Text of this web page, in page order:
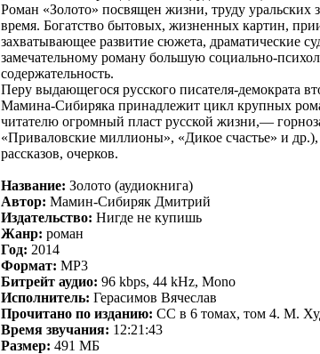
Роман «Золото» посвящен жизни, труду уральских
время. Богатство бытовых, жизненных картин,
захватывающее развитие сюжета, драматические
замечательному роману большую социально-
содержательность.
Перу выдающегося русского писателя-демократа
Мамина-Сибиряка принадлежит цикл крупных
читателю огромный пласт русской жизни,—
«Приваловские миллионы», «Дикое счастье» и
рассказов, очерков.
Название: Золото (аудиокнига)
Автор: Мамин-Сибиряк Дмитрий
Издательство: Нигде не купишь
Жанр: роман
Год: 2014
Формат: MP3
Битрейт аудио: 96 kbps, 44 kHz, Mono
Исполнитель: Герасимов Вячеслав
Прочитано по изданию: СС в 6 томах, том 4. М.
Время звучания: 12:21:43
Размер: 491 МБ